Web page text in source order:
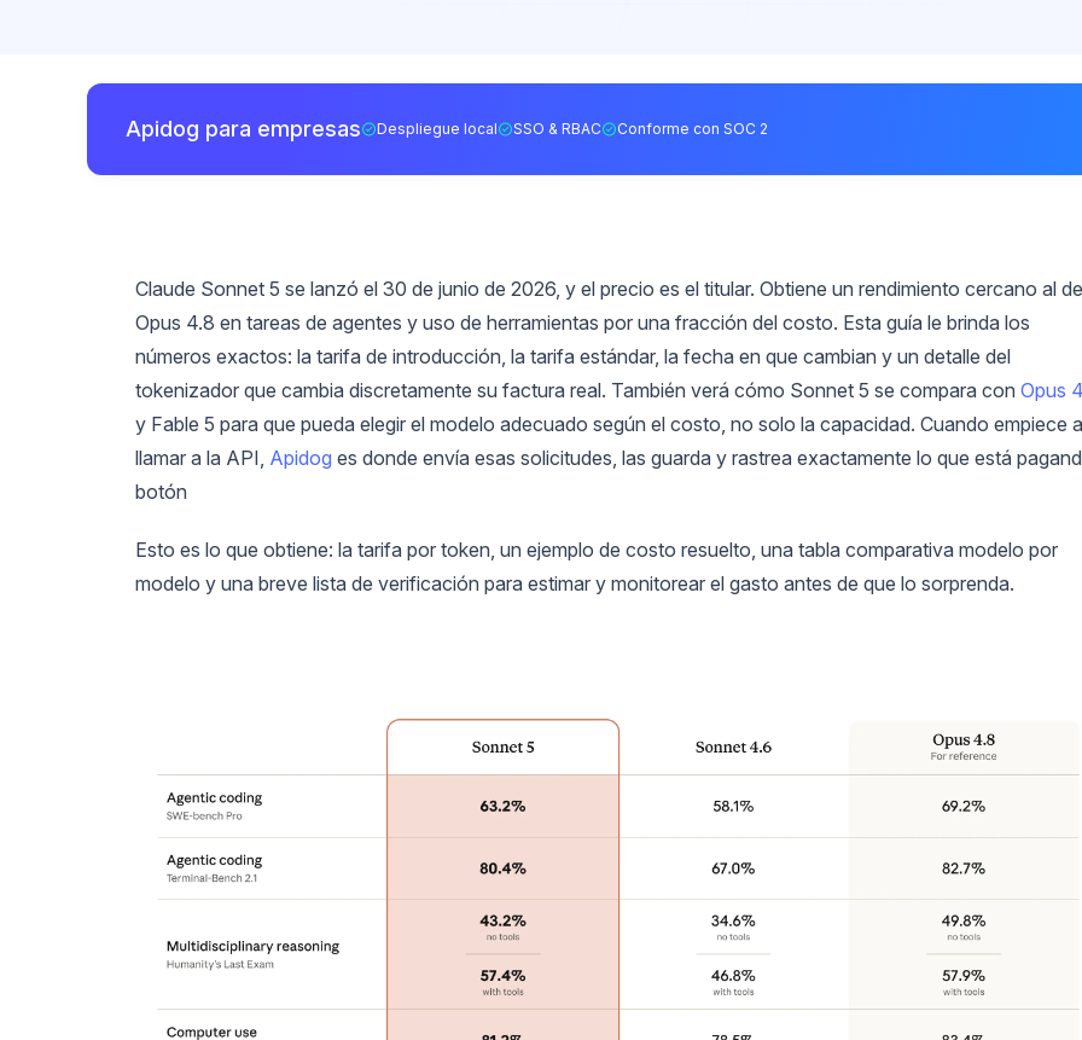
Apidog para empresas Despliegue local SSO & RBAC Conforme con SOC 2
Claude Sonnet 5 se lanzó el 30 de junio de 2026, y el precio es el titular. Obtiene un rendimiento cercano al de
Opus 4.8 en tareas de agentes y uso de herramientas por una fracción del costo. Esta guía le brinda los
números exactos: la tarifa de introducción, la tarifa estándar, la fecha en que cambian y un detalle del
tokenizador que cambia discretamente su factura real. También verá cómo Sonnet 5 se compara con Opus
y Fable 5 para que pueda elegir el modelo adecuado según el costo, no solo la capacidad. Cuando empiece a
llamar a la API, Apidog es donde envía esas solicitudes, las guarda y rastrea exactamente lo que está
botón
Esto es lo que obtiene: la tarifa por token, un ejemplo de costo resuelto, una tabla comparativa modelo por
modelo y una breve lista de verificación para estimar y monitorear el gasto antes de que lo sorprenda.